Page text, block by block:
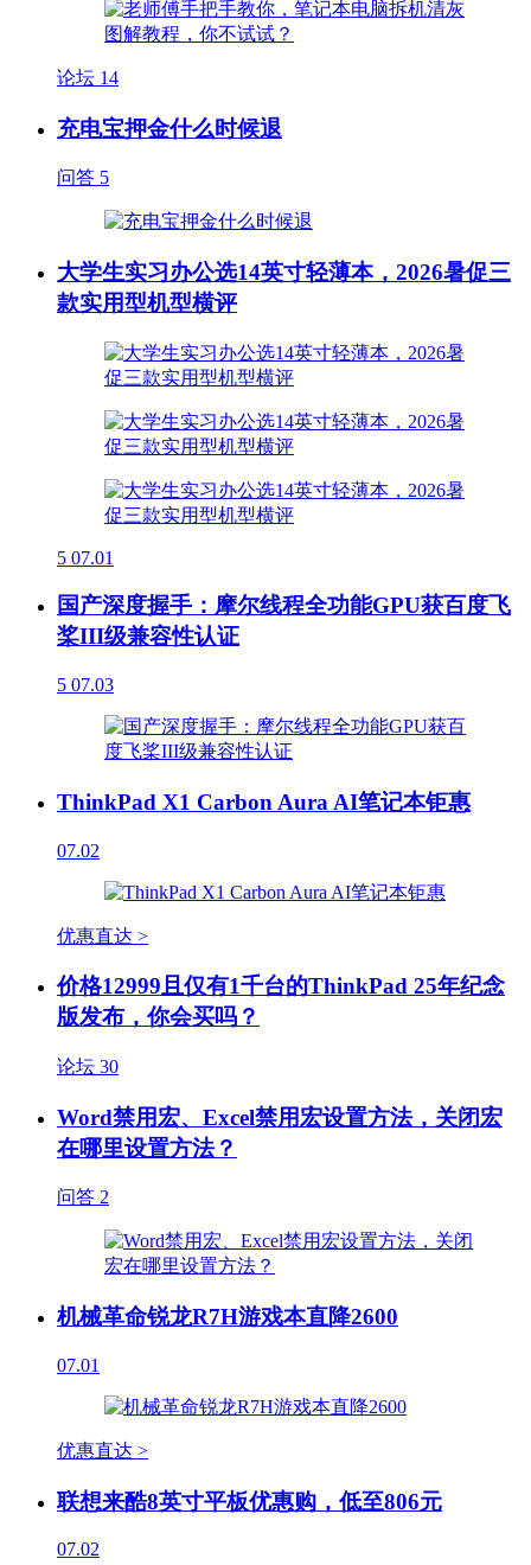
论坛 14
充电宝押金什么时候退
问答 5
大学生实习办公选14英寸轻薄本，2026暑促三
款实用型机型横评
5 07.01
国产深度握手：摩尔线程全功能GPU获百度飞
桨III级兼容性认证
5 07.03
ThinkPad X1 Carbon Aura AI笔记本钜惠
07.02
优惠直达 >
价格12999且仅有1千台的ThinkPad 25年纪念
版发布，你会买吗？
论坛 30
Word禁用宏、Excel禁用宏设置方法，关闭宏
在哪里设置方法？
问答 2
机械革命锐龙R7H游戏本直降2600
07.01
优惠直达 >
联想来酷8英寸平板优惠购，低至806元
07.02